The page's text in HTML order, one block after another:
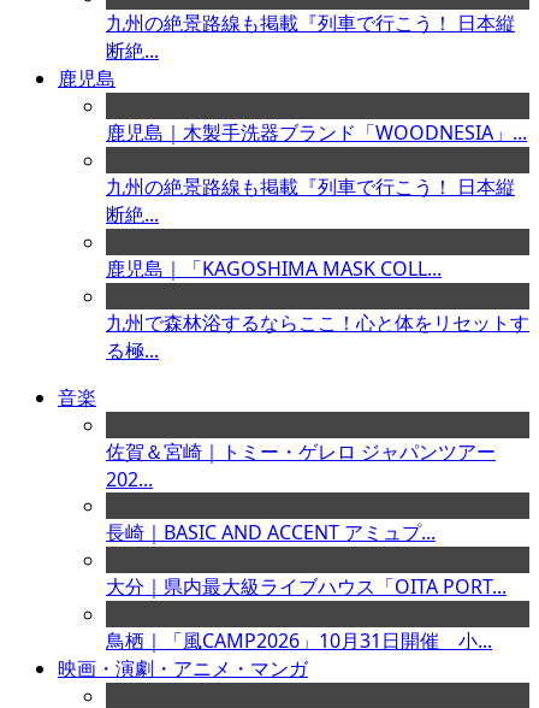
九州の絶景路線も掲載『列車で行こう！ 日本縦
断絶...
鹿児島
鹿児島｜木製手洗器ブランド「WOODNESIA」...
九州の絶景路線も掲載『列車で行こう！ 日本縦
断絶...
鹿児島｜「KAGOSHIMA MASK COLL...
九州で森林浴するならここ！心と体をリセットす
る極...
音楽
佐賀＆宮崎｜トミー・ゲレロ ジャパンツアー
202...
長崎｜BASIC AND ACCENT アミュプ...
大分｜県内最大級ライブハウス「OITA PORT...
鳥栖｜「風CAMP2026」10月31日開催 小...
映画・演劇・アニメ・マンガ